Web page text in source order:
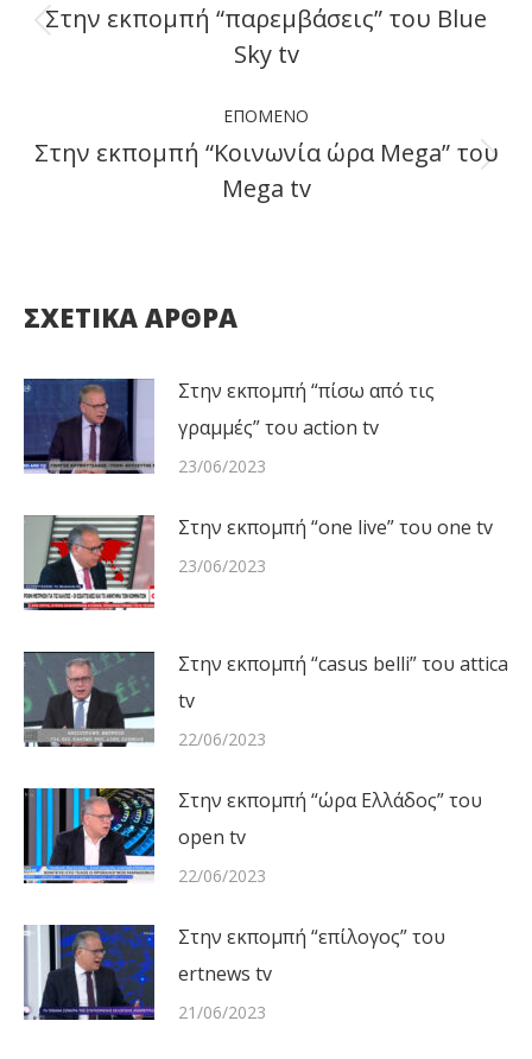
navigation
Previous
post:
Στην εκπομπή “παρεμβάσεις” του Blue
Sky tv
ΕΠΌΜΕΝΟ
Next
post:
Στην εκπομπή “Κοινωνία ώρα Mega” του
Mega tv
ΣΧΕΤΙΚΑ ΑΡΘΡΑ
Στην εκπομπή “πίσω από τις
γραμμές” του action tv
23/06/2023
Στην εκπομπή “one live” του one tv
23/06/2023
Στην εκπομπή “casus belli” του attica
tv
22/06/2023
Στην εκπομπή “ώρα Ελλάδος” του
open tv
22/06/2023
Στην εκπομπή “επίλογος” του
ertnews tv
21/06/2023